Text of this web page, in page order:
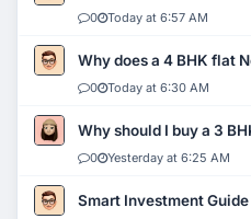
0 Today at 6:57 AM
Why does a 4 BHK flat
0 Today at 6:30 AM
Why should I buy a 3
0 Yesterday at 6:25 AM
Smart Investment